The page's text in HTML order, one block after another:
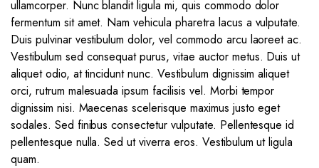
ullamcorper. Nunc blandit ligula mi, quis commodo dolor
fermentum sit amet. Nam vehicula pharetra lacus a vulputate.
Duis pulvinar vestibulum dolor, vel commodo arcu laoreet ac.
Vestibulum sed consequat purus, vitae auctor metus. Duis ut
aliquet odio, at tincidunt nunc. Vestibulum dignissim aliquet
orci, rutrum malesuada ipsum facilisis vel. Morbi tempor
dignissim nisi. Maecenas scelerisque maximus justo eget
sodales. Sed finibus consectetur vulputate. Pellentesque id
pellentesque nulla. Sed ut viverra eros. Vestibulum ut ligula
quam.